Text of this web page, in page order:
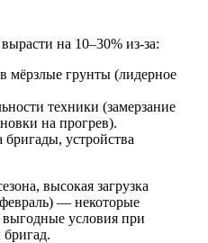
на 10–30% из-за:
мёрзлые грунты (лидерное
техники (замерзание
на прогрев).
устройства
высокая загрузка
— некоторые
условия при